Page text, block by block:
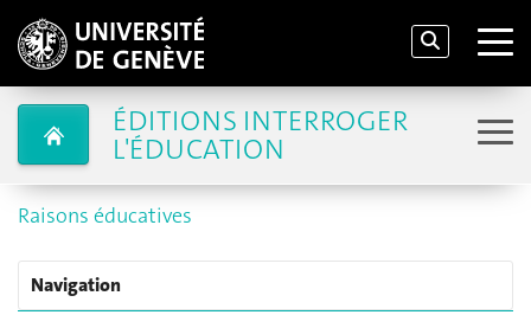
ÉDITIONS INTERROGER
L'ÉDUCATION
Raisons éducatives
Navigation